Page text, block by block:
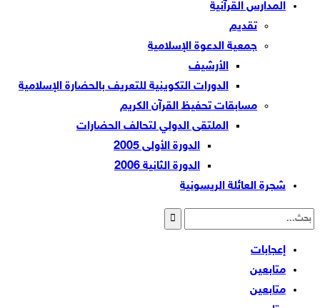
المدارس القرآنية
تقديم
جمعية الدعوة الإسلامية
الأرشيف
الدورات التكوينية للتعريف بالحضارة الإسلامية
مسابقات تحفيظ القرآن الكريم
الملتقى الدولي لتحالف الحضارات
الدورة الأولى 2005
الدورة الثانية 2006
شجرة العائلة الريسونية
إعجابات
متابعين
متابعين